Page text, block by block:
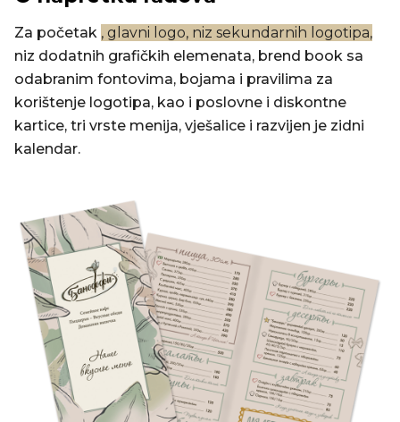
Za početak , glavni logo, niz sekundarnih logotipa,
niz dodatnih grafičkih elemenata, brend book sa
odabranim fontovima, bojama i pravilima za
korištenje logotipa, kao i poslovne i diskontne
kartice, tri vrste menija, vješalice i razvijen je zidni
kalendar.